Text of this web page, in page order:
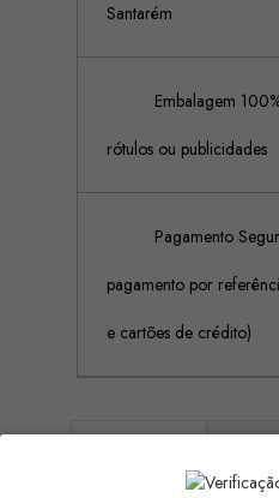
Santarém
Embalagem
rótulos ou publicidades
Pagamento
pagamento por
e cartões de crédito)